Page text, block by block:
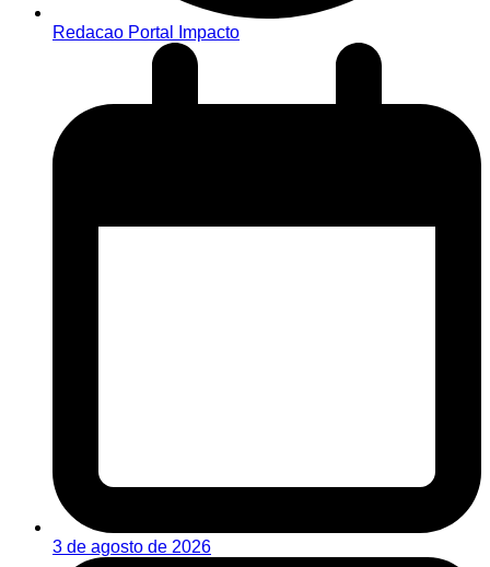
Redacao Portal Impacto
3 de agosto de 2026